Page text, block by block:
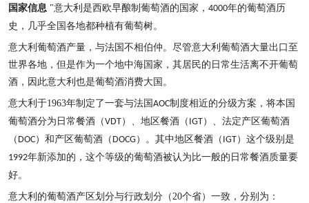
国家信息 "意大利是西欧早酿制葡萄酒的国家， 4000年的葡萄酒历
史，几乎全国各地都种植有葡萄树。
意大利葡萄酒产量，与法国不相伯仲。尽管意大利葡萄酒大量出口至
世界各地，但是作为一个地中海国家，其居民的日常生活离不开葡萄
酒，因此意大利也是葡萄酒消费大国。
意大利于1963年制定了一套与法国 AOC制度相近的分级方案，将本国
葡萄酒分为日常餐酒（VDT）、地区餐酒（ IGT）、法定产区葡萄酒
（ DOC）和产区葡萄酒（ DOCG ）。其中地区餐酒（ IGT）这个级别是
1992年新添加的，这个等级的葡萄酒被认为比一般的日常餐酒质量要
好。
意大利的葡萄酒产区划分与行政划分（ 20个省）一致，分别为：